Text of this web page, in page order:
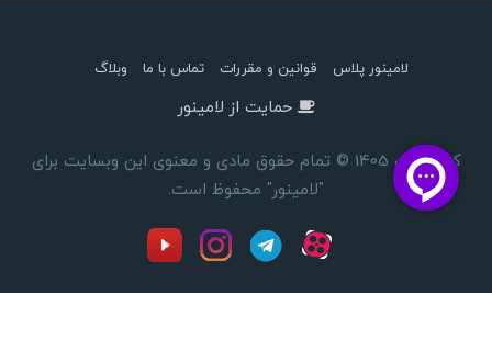
لامینور پلاس قوانین و مقررات تماس با ما وبلاگ
حمایت از لامینور
کپی رایت 1405 © تمام حقوق مادی و معنوی این وبسایت برای
"لامینور" محفوظ است.